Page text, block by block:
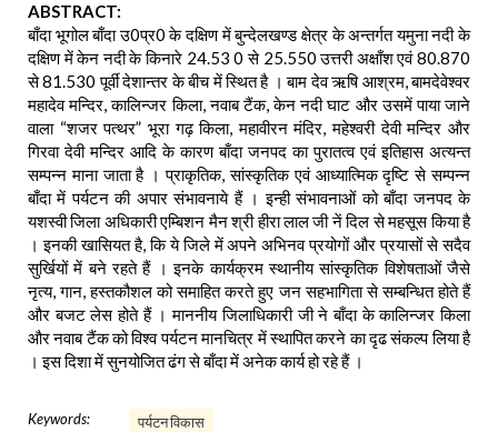
ABSTRACT:
बाँदा भूगोल बाँदा उ0प्र0 के दक्षिण में बुन्देलखण्ड क्षेत्र के अन्तर्गत यमुना नदी के
दक्षिण में केन नदी के किनारे 24.53 0 से 25.550 उत्तरी अक्षाँश एवं 80.870
से 81.530 पूर्वी देशान्तर के बीच में स्थित है । बाम देव ऋषि आश्रम, बामदेवेश्वर
महादेव मन्दिर, कालिन्जर किला, नवाब टैंक, केन नदी घाट और उसमें पाया जाने
वाला “शजर पत्थर” भूरा गढ़ किला, महावीरन मंदिर, महेश्वरी देवी मन्दिर और
गिरवा देवी मन्दिर आदि के कारण बाँदा जनपद का पुरातत्व एवं इतिहास अत्यन्त
सम्पन्न माना जाता है । प्राकृतिक, सांस्कृतिक एवं आध्यात्मिक दृष्टि से सम्पन्न
बाँदा में पर्यटन की अपार संभावनाये हैं । इन्ही संभावनाओं को बाँदा जनपद के
यशस्वी जिला अधिकारी एम्बिशन मैन श्री हीरा लाल जी नें दिल से महसूस किया है
। इनकी खासियत है, कि ये जिले में अपने अभिनव प्रयोगों और प्रयासों से सदैव
सुर्खियों में बने रहते हैं । इनके कार्यक्रम स्थानीय सांस्कृतिक विशेषताओं जैसे
नृत्य, गान, हस्तकौशल को समाहित करते हुए जन सहभागिता से सम्बन्धित होते हैं
और बजट लेस होते हैं । माननीय जिलाधिकारी जी ने बाँदा के कालिन्जर किला
और नवाब टैंक को विश्व पर्यटन मानचित्र में स्थापित करने का दृढ संकल्प लिया है
। इस दिशा में सुनयोजित ढंग से बाँदा में अनेक कार्य हो रहे हैं ।
Keywords: पर्यटन विकास